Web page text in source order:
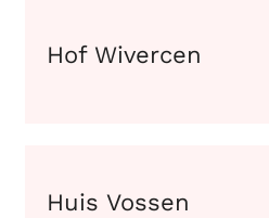
Hof Wivercen
Huis Vossen